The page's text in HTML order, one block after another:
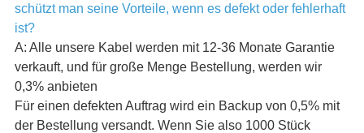
schützt man seine Vorteile, wenn es defekt oder fehlerhaft
ist?
A: Alle unsere Kabel werden mit 12-36 Monate Garantie
verkauft, und für große Menge Bestellung, werden wir
0,3% anbieten
Für einen defekten Auftrag wird ein Backup von 0,5% mit
der Bestellung versandt. Wenn Sie also 1000 Stück